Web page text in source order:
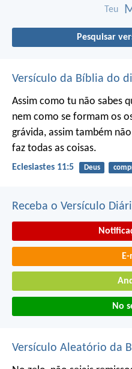
Teu
Pesquisar
Versículo da Bíblia do
Assim como tu não sabes
nem como se formam os
grávida, assim também
faz todas as coisas.
Eclesiastes 11:5 Deus
Receba o Versículo
No
Versículo Aleatório da